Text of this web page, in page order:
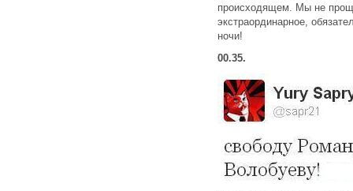
происходящем. Мы не
экстраординарное,
ночи!
00.35.